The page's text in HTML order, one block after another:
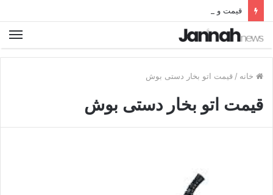
قیمت و خرید بهترین نردبان تاشو فلزی آلومینیومی دیجی کالا
خانه / قیمت اتو بخار دستی بوش
قیمت اتو بخار دستی بوش